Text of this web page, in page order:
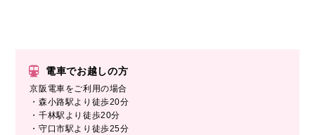
電車でお越しの方
京阪電車をご利用の場合
・森小路駅より徒歩20分
・千林駅より徒歩20分
・守口市駅より徒歩25分